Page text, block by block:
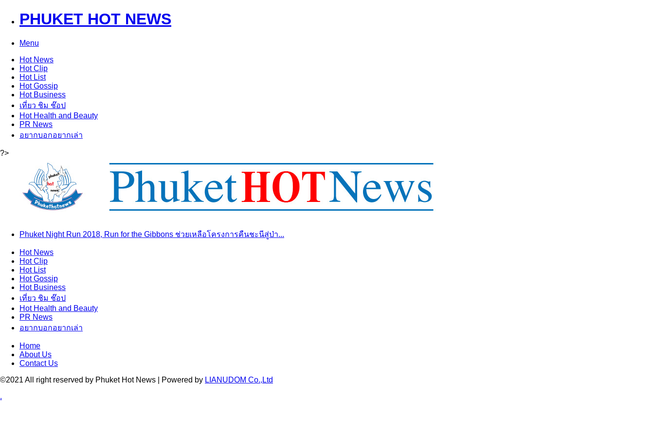
PHUKET HOT NEWS
Menu
HotNews
HotClip
HotList
HotGossip
HotBusiness
เที่ยว ชิม ช๊อป
HotHealth and Beauty
PR News
อยากบอกอยากเล่า
?>
Phuket Night Run 2018, Run for the Gibbons ช่วยเหลือโครงการคืนชะนีสู่ป่า...
HotNews
HotClip
HotList
HotGossip
HotBusiness
เที่ยว ชิม ช๊อป
HotHealth and Beauty
PR News
อยากบอกอยากเล่า
Home
About Us
Contact Us
©2021 All right reserved by Phuket Hot News | Powered by LIANUDOM Co.,Ltd
.